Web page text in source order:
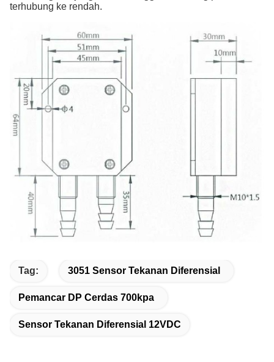
terhubung ke rendah.
Tag: 3051 Sensor Tekanan Diferensial
Pemancar DP Cerdas 700kpa
Sensor Tekanan Diferensial 12VDC